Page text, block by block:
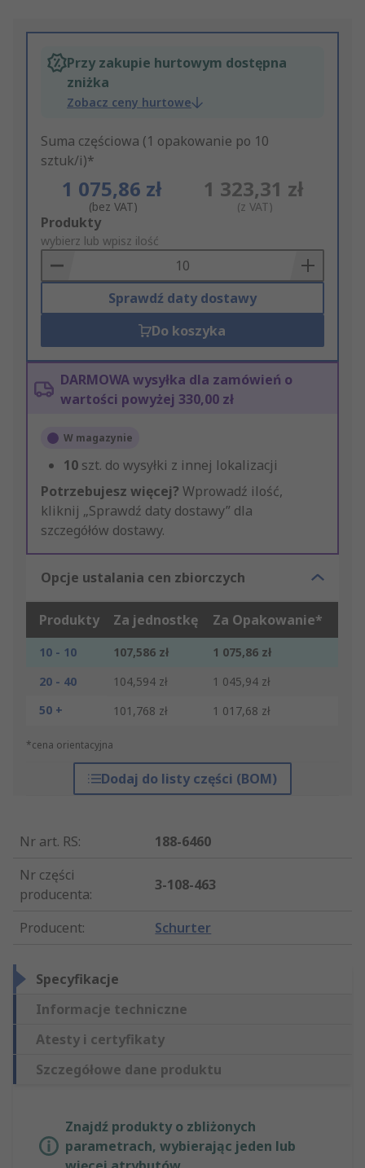
Przy zakupie hurtowym dostępna
zniżka
Zobacz ceny hurtowe
Suma częściowa (1 opakowanie po 10
sztuk/i)*
1 075,86 zł
(bez VAT)
1 323,31 zł
(z VAT)
Add
to
Basket
Produkty
wybierz lub wpisz ilość
Sprawdź daty dostawy
Do koszyka
DARMOWA wysyłka dla zamówień o
wartości powyżej 330,00 zł
W magazynie
10 szt. do wysyłki z innej lokalizacji
Potrzebujesz więcej? Wprowadź ilość,
kliknij „Sprawdź daty dostawy” dla
szczegółów dostawy.
Opcje ustalania cen zbiorczych
Produkty Za jednostkę Za Opakowanie*
10 - 10 107,586 zł
1 075,86 zł
20 - 40
104,594 zł
1 045,94 zł
50 +
101,768 zł 1 017,68 zł
*cena orientacyjna
Dodaj do listy części (BOM)
Nr art. RS:
188-6460
Nr części
producenta:
3-108-463
Producent: Schurter
Specyfikacje
Informacje techniczne
Atesty i certyfikaty
Szczegółowe dane produktu
Znajdź produkty o zbliżonych
parametrach, wybierając jeden lub